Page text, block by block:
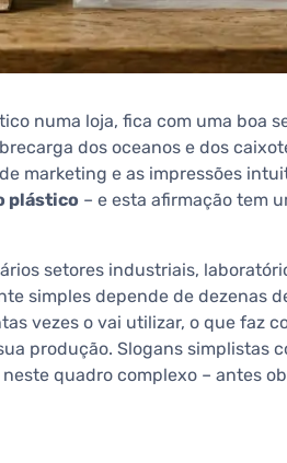
numa loja, fica com uma boa
dos oceanos e dos
marketing e as impressões
plástico – e esta afirmação tem
setores industriais,
simples depende de dezenas
vezes o vai utilizar, o que faz
produção. Slogans simplistas
quadro complexo – antes